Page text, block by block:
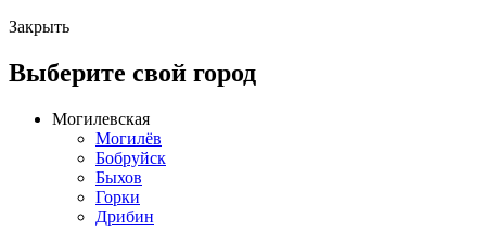
Закрыть
Выберите свой город
Могилевская
Могилёв
Бобруйск
Быхов
Горки
Дрибин